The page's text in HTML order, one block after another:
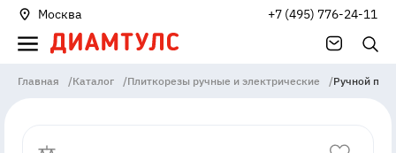
Москва +7 (495) 776-24-11
Главная /Каталог /Плиткорезы ручные и электрические /Ручной